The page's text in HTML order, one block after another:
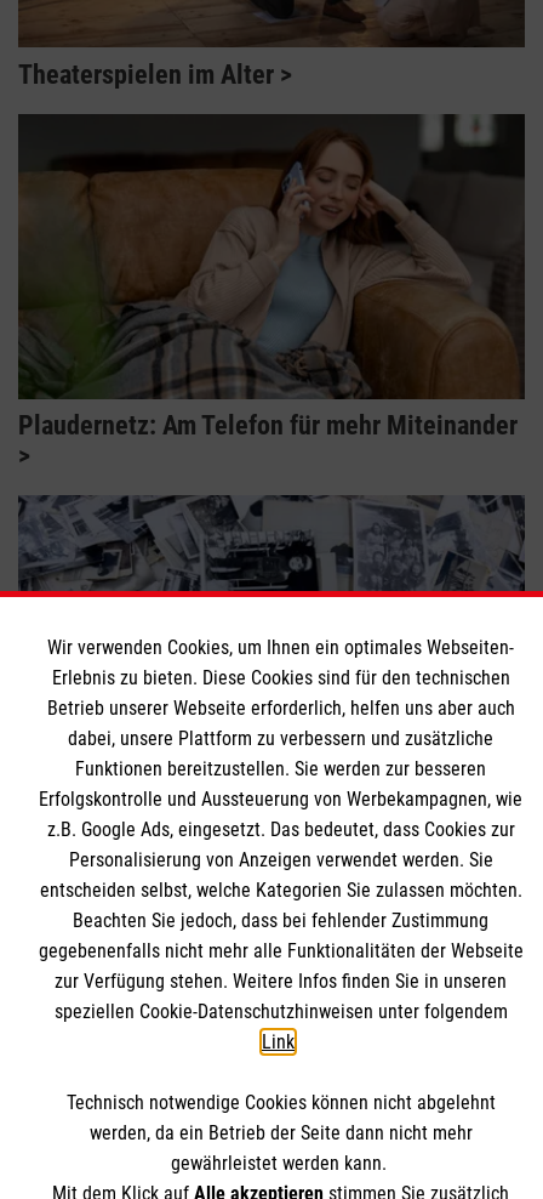
Theaterspielen im Alter
Plaudernetz: Am Telefon für mehr Miteinander
Was ist eigentlich Nostalgie?
Themenübersicht Über dieses Magazin
Kontakt Impressum
Malteser.de
Wir verwenden Cookies, um Ihnen ein optimales Webseiten-
Erlebnis zu bieten. Diese Cookies sind für den technischen
Betrieb unserer Webseite erforderlich, helfen uns aber auch
dabei, unsere Plattform zu verbessern und zusätzliche
Funktionen bereitzustellen. Sie werden zur besseren
Erfolgskontrolle und Aussteuerung von Werbekampagnen, wie
z.B. Google Ads, eingesetzt. Das bedeutet, dass Cookies zur
Personalisierung von Anzeigen verwendet werden. Sie
entscheiden selbst, welche Kategorien Sie zulassen möchten.
Beachten Sie jedoch, dass bei fehlender Zustimmung
gegebenenfalls nicht mehr alle Funktionalitäten der Webseite
zur Verfügung stehen. Weitere Infos finden Sie in unseren
speziellen Cookie-Datenschutzhinweisen unter folgendem
Link
Technisch notwendige Cookies können nicht abgelehnt
werden, da ein Betrieb der Seite dann nicht mehr
gewährleistet werden kann.
Mit dem Klick auf Alle akzeptieren stimmen Sie zusätzlich